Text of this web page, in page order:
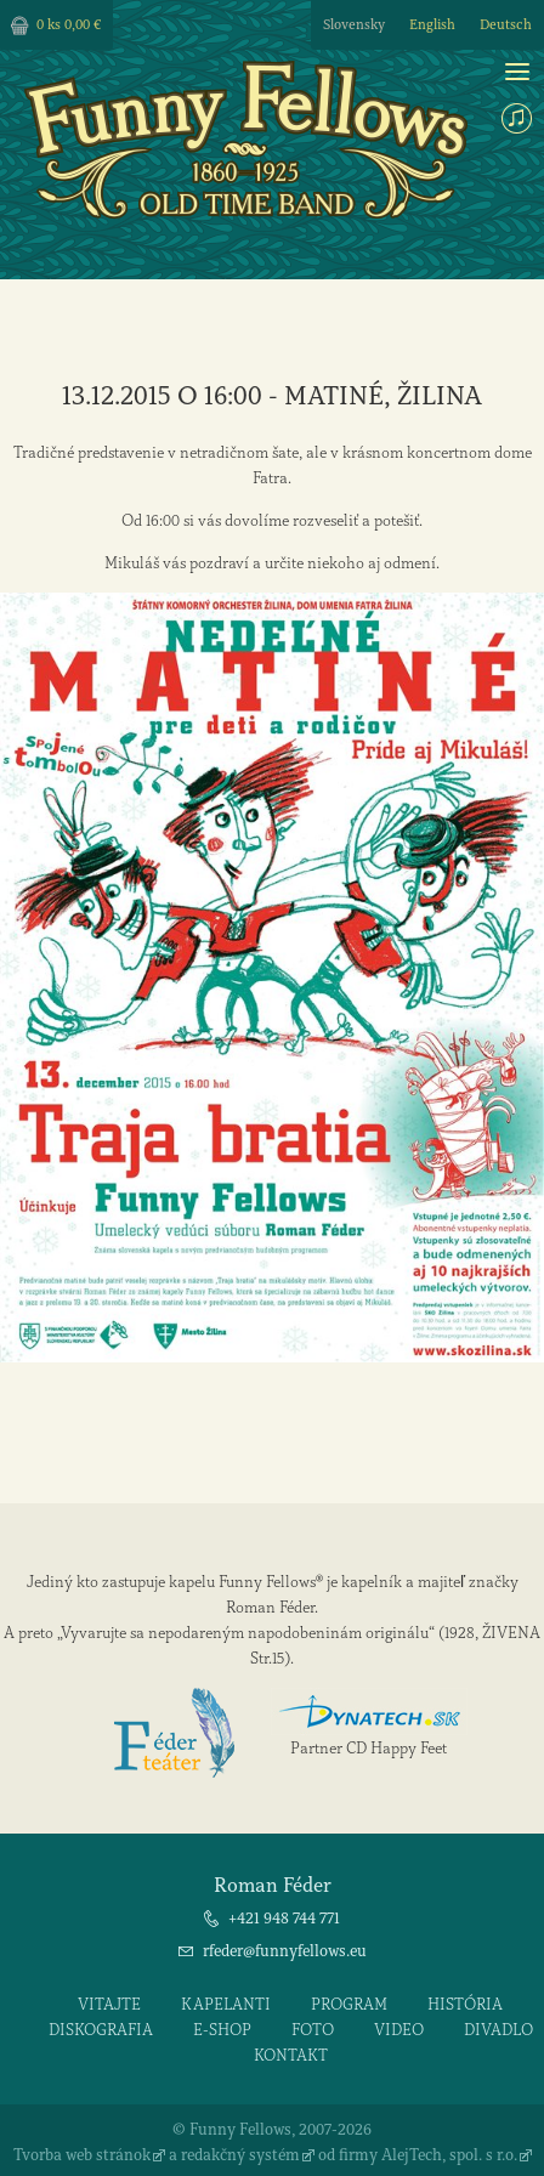
0 ks 0,00 € Slovensky English Deutsch
13.12.2015 O 16:00 - MATINÉ, ŽILINA
Tradičné predstavenie v netradičnom šate, ale v krásnom koncertnom dome
Fatra.
Od 16:00 si vás dovolíme rozveseliť a potešiť.
Mikuláš vás pozdraví a určite niekoho aj odmení.
Jediný kto zastupuje kapelu Funny Fellows® je kapelník a majiteľ značky
Roman Féder.
A preto „Vyvarujte sa nepodareným napodobeninám originálu“ (1928, ŽIVENA
Str.15).
Partner CD Happy Feet
Roman Féder
+421 948 744 771
rfeder@funnyfellows.eu
VITAJTE KAPELANTI PROGRAM
HISTÓRIA
DISKOGRAFIA
E-SHOP FOTO VIDEO
DIVADLO
KONTAKT
© Funny Fellows, 2007-2026
Tvorba web stránok
aredakčný systém od firmyAlejTech, spol. s r.o.